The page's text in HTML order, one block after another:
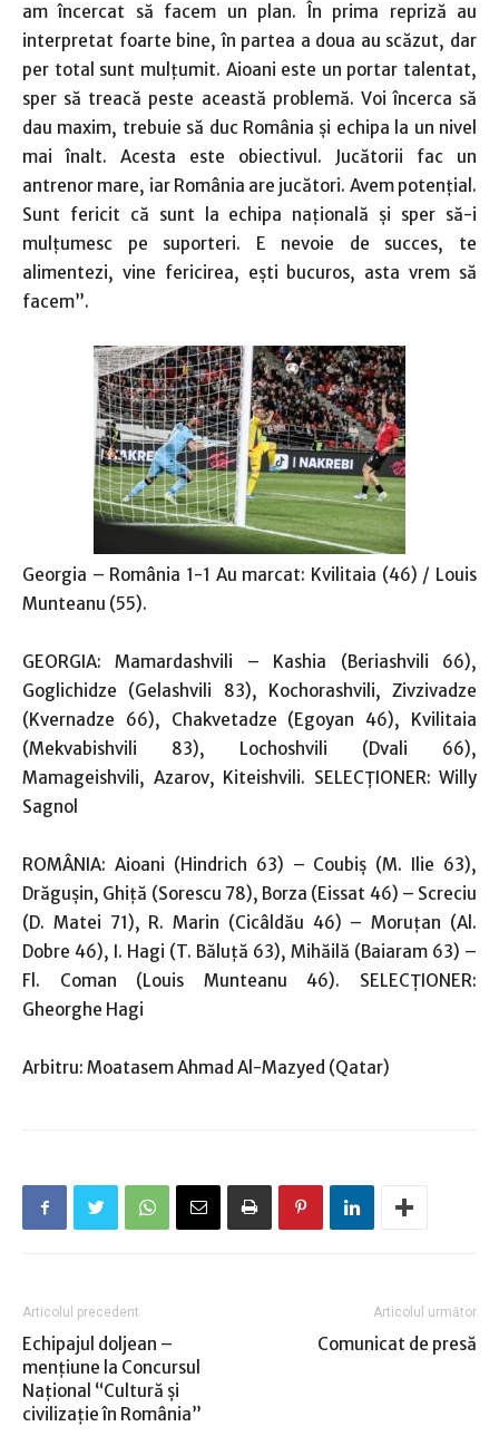
am încercat să facem un plan. În prima repriză au
interpretat foarte bine, în partea a doua au scăzut, dar
per total sunt mulţumit. Aioani este un portar talentat,
sper să treacă peste această problemă. Voi încerca să
dau maxim, trebuie să duc România şi echipa la un nivel
mai înalt. Acesta este obiectivul. Jucătorii fac un
antrenor mare, iar România are jucători. Avem potenţial.
Sunt fericit că sunt la echipa naţională şi sper să-i
mulţumesc pe suporteri. E nevoie de succes, te
alimentezi, vine fericirea, eşti bucuros, asta vrem să
facem”.
Georgia – România 1-1 Au marcat: Kvilitaia (46) / Louis
Munteanu (55).
GEORGIA: Mamardashvili – Kashia (Beriashvili 66),
Goglichidze (Gelashvili 83), Kochorashvili, Zivzivadze
(Kvernadze 66), Chakvetadze (Egoyan 46), Kvilitaia
(Mekvabishvili 83), Lochoshvili (Dvali 66),
Mamageishvili, Azarov, Kiteishvili. SELECŢIONER: Willy
Sagnol
ROMÂNIA: Aioani (Hindrich 63) – Coubiş (M. Ilie 63),
Drăguşin, Ghiţă (Sorescu 78), Borza (Eissat 46) – Screciu
(D. Matei 71), R. Marin (Cicâldău 46) – Moruţan (Al.
Dobre 46), I. Hagi (T. Băluţă 63), Mihăilă (Baiaram 63) –
Fl. Coman (Louis Munteanu 46). SELECŢIONER:
Gheorghe Hagi
Arbitru: Moatasem Ahmad Al-Mazyed (Qatar)
Articolul precedent
Echipajul doljean –
mențiune la Concursul
Național “Cultură și
civilizație în România”
Articolul următor
Comunicat de presă